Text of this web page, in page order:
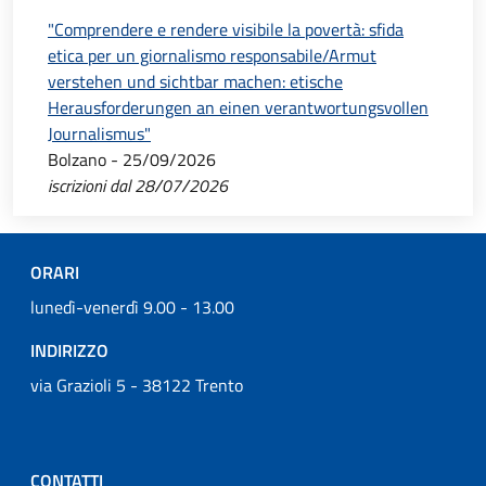
"Comprendere e rendere visibile la povertà: sfida
etica per un giornalismo responsabile/Armut
verstehen und sichtbar machen: etische
Herausforderungen an einen verantwortungsvollen
Journalismus"
Bolzano - 25/09/2026
iscrizioni dal 28/07/2026
ORARI
lunedì-venerdì 9.00 - 13.00
INDIRIZZO
via Grazioli 5 - 38122 Trento
CONTATTI